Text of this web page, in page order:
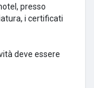
presso
i certificati
deve essere